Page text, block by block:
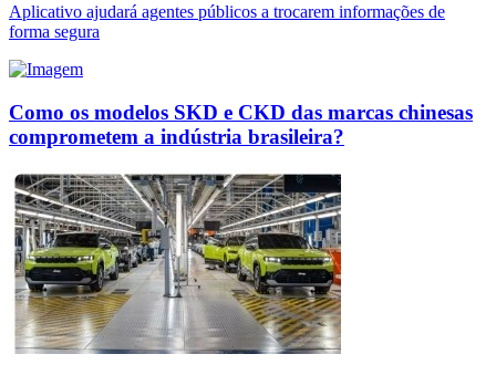
Aplicativo ajudará agentes públicos a trocarem informações de
forma segura
Como os modelos SKD e CKD das marcas chinesas
comprometem a indústria brasileira?